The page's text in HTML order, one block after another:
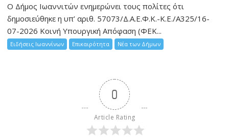
Ο Δήμος Ιωαννιτών ενημερώνει τους πολίτες ότι
δημοσιεύθηκε η υπ’ αριθ. 57073/Δ.Α.Ε.Φ.Κ.-Κ.Ε./Α325/16-
07-2026 Κοινή Υπουργική Απόφαση (ΦΕΚ...
Ειδήσεις Ιωαννίνων Επικαιρότητα Νέα των Δήμων
0
Article Rating